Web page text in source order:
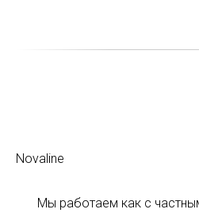
Novaline
Мы работаем как с